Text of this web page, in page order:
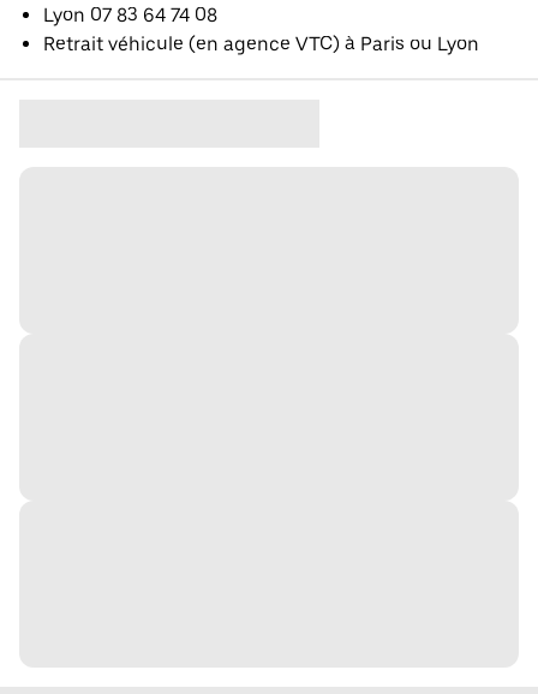
Lyon 07 83 64 74 08
Retrait véhicule (en agence VTC) à Paris ou Lyon